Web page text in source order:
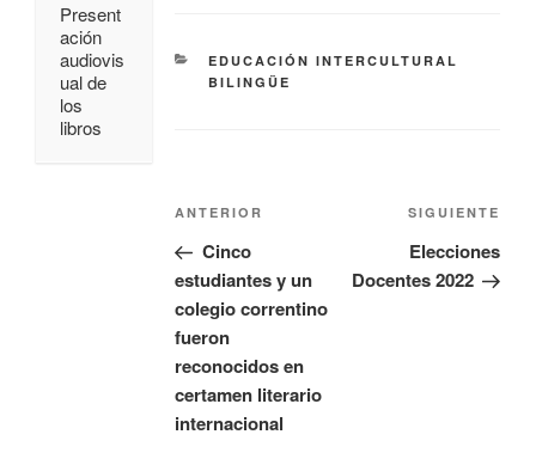
EDUCACIÓN INTERCULTURAL
BILINGÜE
ANTERIOR
Cinco
estudiantes y un
colegio correntino
fueron
reconocidos en
certamen literario
internacional
SIGUIENTE
Elecciones
Docentes 2022
Present
ación
audiovis
ual de
los
libros